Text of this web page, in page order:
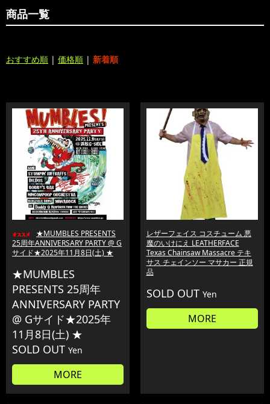
商品一覧
おすすめ順 | 価格順 | 新着順
★MUMBLES PRESENTS
25周年ANNIVERSARY PARTY @ G
サイド★2025年11月8日(土) ★
★MUMBLES
PRESENTS 25周年
ANNIVERSARY PARTY
@ Gサイド★2025年
11月8日(土) ★
SOLD OUT Yen
MORE
レザーフェイス コスチューム 悪
魔のいけにえ LEATHERFACE
Texas Chainsaw Massacre テキ
サス チェインソー マサカー 正規
品
SOLD OUT Yen
MORE